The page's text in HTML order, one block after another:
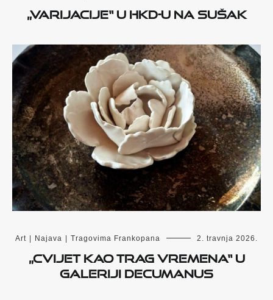
„Varijacije“ u HKD-u na Sušak
Art | Najava | Tragovima Frankopana 2. travnja 2026.
„Cvijet kao trag vremena“ u
Galeriji Decumanus